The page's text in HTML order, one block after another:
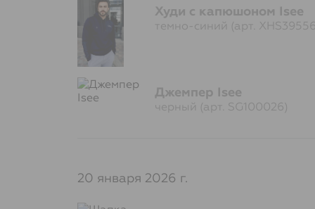
Худи с капюшоном Isee
темно-синий (арт.
Джемпер Isee
черный (арт. SG100026)
20 января 2026 г.